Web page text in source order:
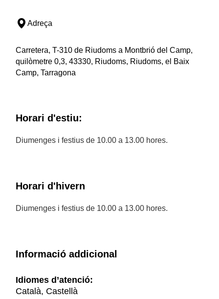
Adreça
Carretera, T-310 de Riudoms a Montbrió del Camp,
quilòmetre 0,3, 43330, Riudoms, Riudoms, el Baix
Camp, Tarragona
Horari d'estiu:
Diumenges i festius de 10.00 a 13.00 hores.
Horari d'hivern
Diumenges i festius de 10.00 a 13.00 hores.
Informació addicional
Idiomes d’atenció:
Català, Castellà